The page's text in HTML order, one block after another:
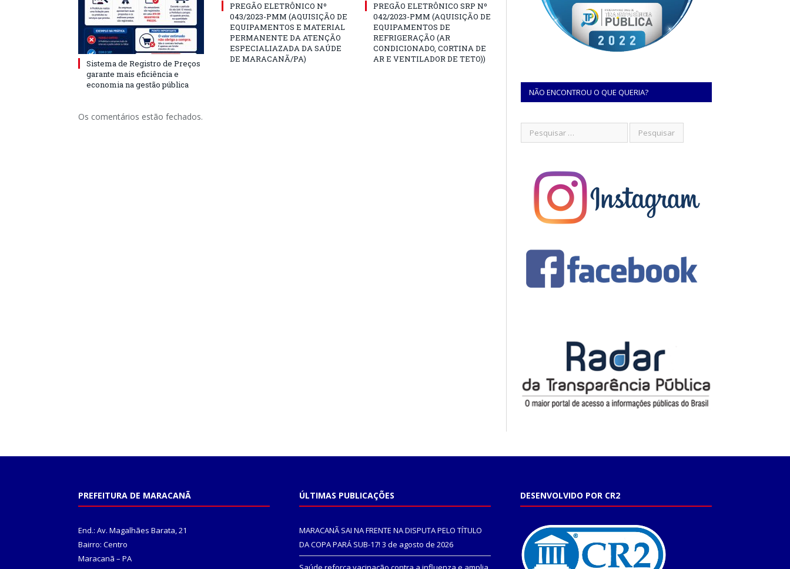
Sistema de Registro de Preços
garante mais eficiência e
economia na gestão pública
PREGÃO ELETRÔNICO Nº
043/2023-PMM (AQUISIÇÃO DE
EQUIPAMENTOS E MATERIAL
PERMANENTE DA ATENÇÃO
ESPECIALIAZADA DA SAÚDE
DE MARACANÃ/PA)
PREGÃO ELETRÔNICO SRP Nº
042/2023-PMM (AQUISIÇÃO DE
EQUIPAMENTOS DE
REFRIGERAÇÃO (AR
CONDICIONADO, CORTINA DE
AR E VENTILADOR DE TETO))
Os comentários estão fechados.
NÃO ENCONTROU O QUE QUERIA?
PREFEITURA DE MARACANÃ
End.: Av. Magalhães Barata, 21
Bairro: Centro
Maracanã – PA
ÚLTIMAS PUBLICAÇÕES
MARACANÃ SAI NA FRENTE NA DISPUTA PELO TÍTULO
DA COPA PARÁ SUB-17! 3 de agosto de 2026
DESENVOLVIDO POR CR2